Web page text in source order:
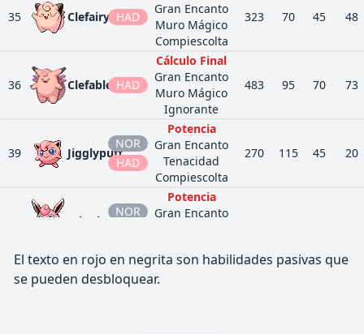
720 Hoopa
SIN
Prestidigitador
PSÍ
HAD
Potencia Bruta
Psicogénesis
Telepatía
35 Clefairy HAD
Gran Encanto
Muro Mágico
Compiescolta
323 70 45 48
36 Clefable HAD
Cálculo Final
Gran Encanto
Muro Mágico
Ignorante
483 95 70 73
39 Jigglypuff
NOR
HAD
Potencia
Gran Encanto
Tenacidad
Compiescolta
270 115 45 20
Wigglytuff
NOR
Potencia
Gran Encanto
48 Venonat
BIC
Simple
Ojo Compuesto
El texto en rojo en negrita son habilidades pasivas que
se pueden desbloquear.